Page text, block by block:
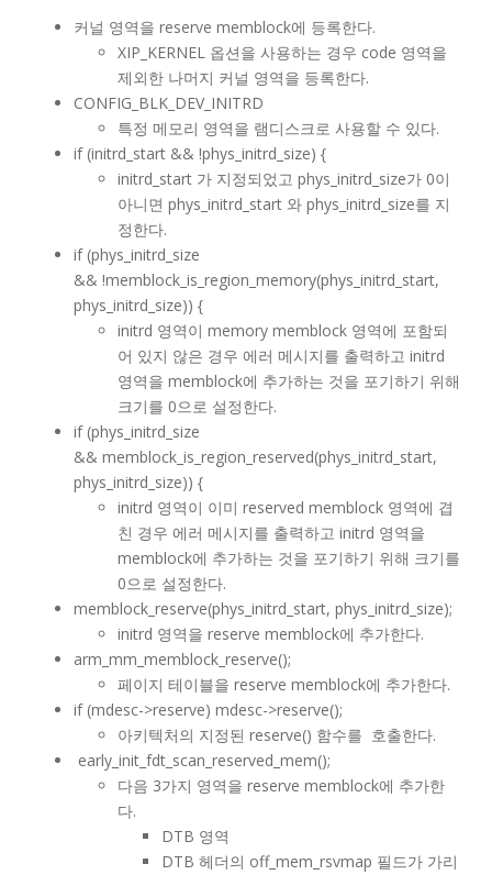
커널 영역을 reserve memblock에 등록한다.
XIP_KERNEL 옵션을 사용하는 경우 code 영역을
제외한 나머지 커널 영역을 등록한다.
CONFIG_BLK_DEV_INITRD
특정 메모리 영역을 램디스크로 사용할 수 있다.
if (initrd_start && !phys_initrd_size) {
initrd_start 가 지정되었고 phys_initrd_size가 0이
아니면 phys_initrd_start 와 phys_initrd_size를 지
정한다.
if (phys_initrd_size
&& !memblock_is_region_memory(phys_initrd_start,
phys_initrd_size)) {
initrd 영역이 memory memblock 영역에 포함되
어 있지 않은 경우 에러 메시지를 출력하고 initrd
영역을 memblock에 추가하는 것을 포기하기 위해
크기를 0으로 설정한다.
if (phys_initrd_size
&& memblock_is_region_reserved(phys_initrd_start,
phys_initrd_size)) {
initrd 영역이 이미 reserved memblock 영역에 겹
친 경우 에러 메시지를 출력하고 initrd 영역을
memblock에 추가하는 것을 포기하기 위해 크기를
0으로 설정한다.
memblock_reserve(phys_initrd_start, phys_initrd_size);
initrd 영역을 reserve memblock에 추가한다.
arm_mm_memblock_reserve();
페이지 테이블을 reserve memblock에 추가한다.
if (mdesc->reserve) mdesc->reserve();
아키텍처의 지정된 reserve() 함수를 호출한다.
early_init_fdt_scan_reserved_mem();
다음 3가지 영역을 reserve memblock에 추가한
다.
DTB 영역
DTB 헤더의 off_mem_rsvmap 필드가 가리